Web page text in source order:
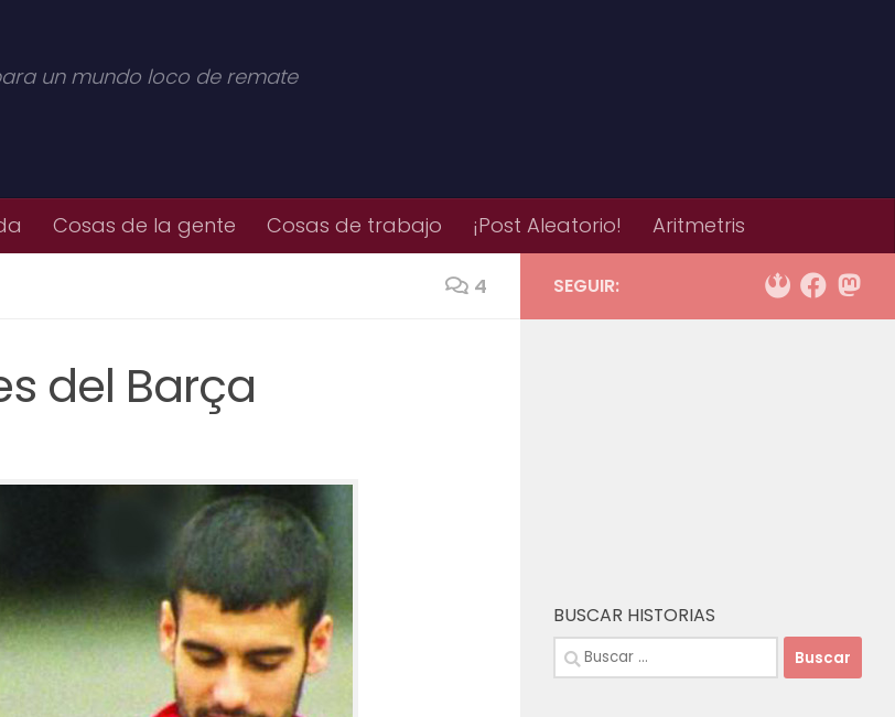
un mundo loco de remate
Cosas de la gente Cosas de trabajo ¡Post Aleatorio! Aritmetris
4
del Barça
SEGUIR:
BUSCAR HISTORIAS
Buscar: